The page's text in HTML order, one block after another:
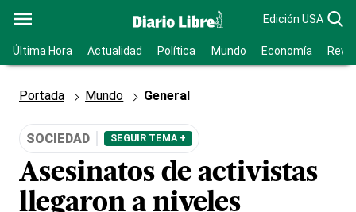
Edición USA
Última Hora Actualidad Política Mundo Economía
Portada Mundo General
SOCIEDAD SEGUIR TEMA +
Asesinatos de activistas
llegaron a niveles